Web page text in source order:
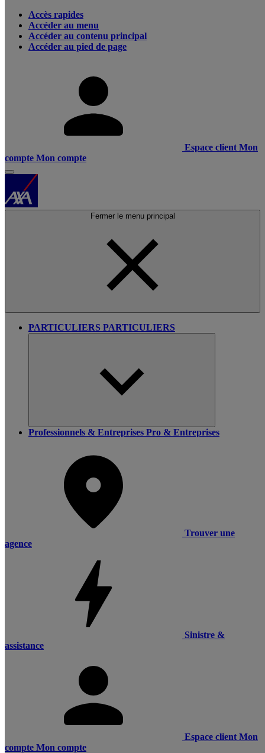
Accès rapides
Accéder au menu
Accéder au contenu principal
Accéder au pied de page
Espace client Mon
compte Mon compte
Fermer le menu principal
PARTICULIERS PARTICULIERS
Professionnels & Entreprises Pro & Entreprises
Trouver une
agence
Sinistre &
assistance
Espace client Mon
compte Mon compte